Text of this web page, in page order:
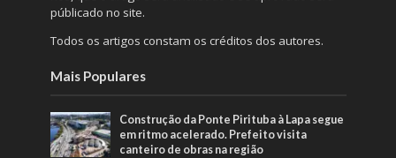
públicado no site.
Todos os artigos constam os créditos dos autores.
Mais Populares
Construção da Ponte Pirituba à Lapa segue
em ritmo acelerado. Prefeito visita
canteiro de obras na região